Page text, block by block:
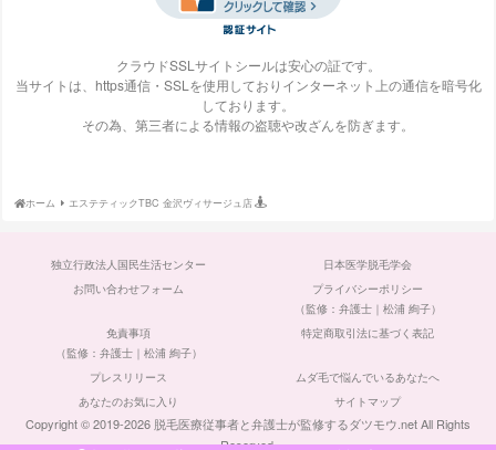
S-Labo（エスラ
ボ）
エピレ エミナルクリニック エルクリニック
ック
ガーデンクリニックカルミア美肌クリニ
川崎中央クリニック京都ビューティーク
リニック
クラウドSSLサイトシールは安心の証です。
当サイトは、https通信・SSLを使用しておりインターネット上の通信を暗号化
しております。
その為、第三者による情報の盗聴や改ざんを防ぎます。
ホーム エステティックTBC 金沢ヴィサージュ店
独立行政法人国民生活センター
日本医学脱毛学会
お問い合わせフォーム
プライバシーポリシー
（監修：弁護士｜松浦 絢子）
免責事項
（監修：弁護士｜松浦 絢子）
特定商取引法に基づく表記
プレスリリース
ムダ毛で悩んでいるあなたへ
あなたのお気に入り
サイトマップ
Copyright © 2019-2026 脱毛医療従事者と弁護士が監修するダツモウ.net All Rights
Reserved.